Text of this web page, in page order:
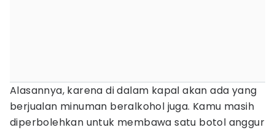
Alasannya, karena di dalam kapal akan ada yang
berjualan minuman beralkohol juga. Kamu masih
diperbolehkan untuk membawa satu botol anggur